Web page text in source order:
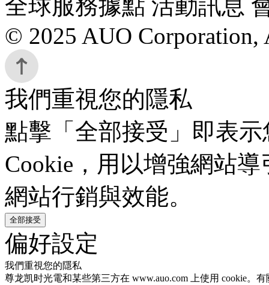
全球服務據點 活動訊息
© 2025 AUO Corporation,
我們重視您的隱私
點擊「全部接受」即表
Cookie，用以增強網站
網站行銷與效能。
全部接受
偏好設定
我們重視您的隱私
尊龙凯时光電和某些第三方在 www.auo.com 上使用 cookie。